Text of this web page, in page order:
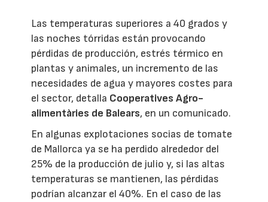
Las temperaturas superiores a 40 grados y
las noches tórridas están provocando
pérdidas de producción, estrés térmico en
plantas y animales, un incremento de las
necesidades de agua y mayores costes para
el sector, detalla Cooperatives Agro-
alimentàries de Balears, en un comunicado.
En algunas explotaciones socias de tomate
de Mallorca ya se ha perdido alrededor del
25% de la producción de julio y, si las altas
temperaturas se mantienen, las pérdidas
podrían alcanzar el 40%. En el caso de las